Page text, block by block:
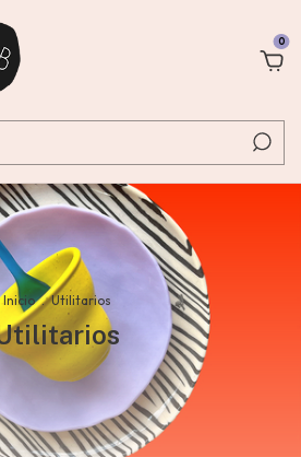
0
Inicio . Utilitarios